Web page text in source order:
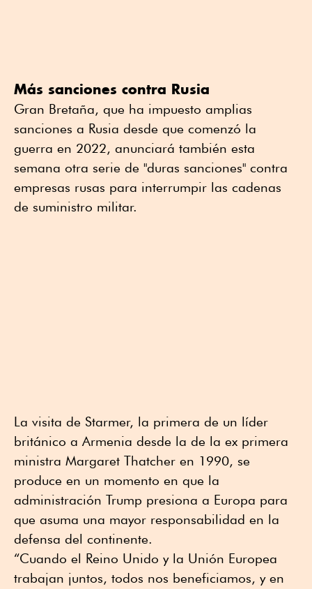
Más sanciones contra Rusia
Gran Bretaña, que ha impuesto amplias
sanciones a Rusia desde que comenzó la
guerra en 2022, anunciará también esta
semana otra serie de "duras sanciones" contra
empresas rusas para interrumpir las cadenas
de suministro militar.
La visita de Starmer, la primera de un líder
británico a Armenia desde la de la ex primera
ministra Margaret Thatcher en 1990, se
produce en un momento en que la
administración Trump presiona a Europa para
que asuma una mayor responsabilidad en la
defensa del continente.
“Cuando el Reino Unido y la Unión Europea
trabajan juntos, todos nos beneficiamos, y en